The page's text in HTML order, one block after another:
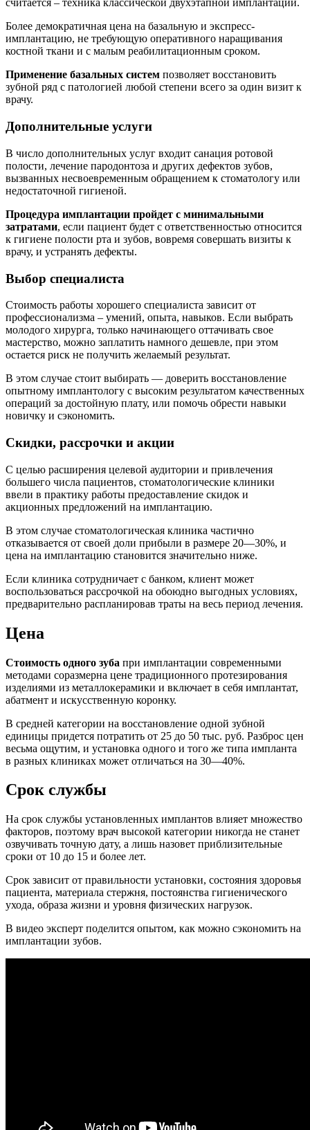
считается – техника классической двухэтапной имплантации.
Более демократичная цена на базальную и экспресс-
имплантацию, не требующую оперативного наращивания
костной ткани и с малым реабилитационным сроком.
Применение базальных систем позволяет восстановить
зубной ряд с патологией любой степени всего за один визит к
врачу.
Дополнительные услуги
В число дополнительных услуг входит санация ротовой
полости, лечение пародонтоза и других дефектов зубов,
вызванных несвоевременным обращением к стоматологу или
недостаточной гигиеной.
Процедура имплантации пройдет с минимальными
затратами, если пациент будет с ответственностью относится
к гигиене полости рта и зубов, вовремя совершать визиты к
врачу, и устранять дефекты.
Выбор специалиста
Стоимость работы хорошего специалиста зависит от
профессионализма – умений, опыта, навыков. Если выбрать
молодого хирурга, только начинающего оттачивать свое
мастерство, можно заплатить намного дешевле, при этом
остается риск не получить желаемый результат.
В этом случае стоит выбирать — доверить восстановление
опытному имплантологу с высоким результатом качественных
операций за достойную плату, или помочь обрести навыки
новичку и сэкономить.
Скидки, рассрочки и акции
С целью расширения целевой аудитории и привлечения
большего числа пациентов, стоматологические клиники
ввели в практику работы предоставление скидок и
акционных предложений на имплантацию.
В этом случае стоматологическая клиника частично
отказывается от своей доли прибыли в размере 20—30%, и
цена на имплантацию становится значительно ниже.
Если клиника сотрудничает с банком, клиент может
воспользоваться рассрочкой на обоюдно выгодных условиях,
предварительно распланировав траты на весь период лечения.
Цена
Стоимость одного зуба при имплантации современными
методами соразмерна цене традиционного протезирования
изделиями из металлокерамики и включает в себя имплантат,
абатмент и искусственную коронку.
В средней категории на восстановление одной зубной
единицы придется потратить от 25 до 50 тыс. руб. Разброс цен
весьма ощутим, и установка одного и того же типа импланта
в разных клиниках может отличаться на 30—40%.
Срок службы
На срок службы установленных имплантов влияет множество
факторов, поэтому врач высокой категории никогда не станет
озвучивать точную дату, а лишь назовет приблизительные
сроки от 10 до 15 и более лет.
Срок зависит от правильности установки, состояния здоровья
пациента, материала стержня, постоянства гигиенического
ухода, образа жизни и уровня физических нагрузок.
В видео эксперт поделится опытом, как можно сэкономить на
имплантации зубов.